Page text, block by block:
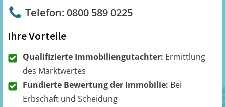
Telefon: 0800 589 0225
Ihre Vorteile
Qualifizierte Immobiliengutachter: Ermittlung
des Marktwertes
Fundierte Bewertung der Immobilie: Bei
Erbschaft und Scheidung